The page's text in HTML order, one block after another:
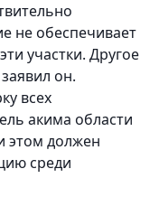
не обеспечивает
участки. Другое
он.
всех
акима области
этом должен
среди